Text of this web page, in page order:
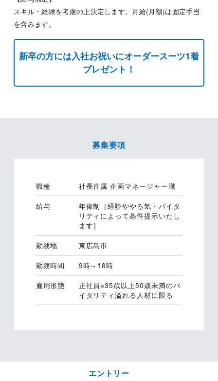
スキル・経験を考慮の上決定します。月給(月額)は固定手当
を含みます。
新卒の方には入社お祝いにオーダースーツ1着
プレゼント！
募集要項
職種 社長直属 企画マネージャー職
給与
年俸制［経験ややる気・バイタ
リティによって条件提示いたし
ます］
勤務地 東広島市
勤務時間 9時～18時
雇用形態
正社員※35歳以上50歳未満のバ
イタリティ溢れる人材に限る
エントリー